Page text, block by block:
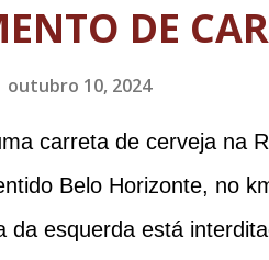
DE
outubro 10, 2024
carreta de cerveja na
Belo Horizonte, no
da esquerda está